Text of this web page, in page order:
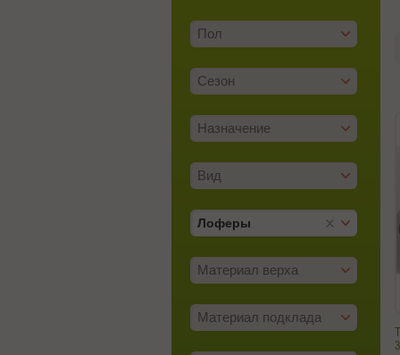
Пол
Сезон
Назначение
Вид
Лоферы
Материал верха
Материал подклада